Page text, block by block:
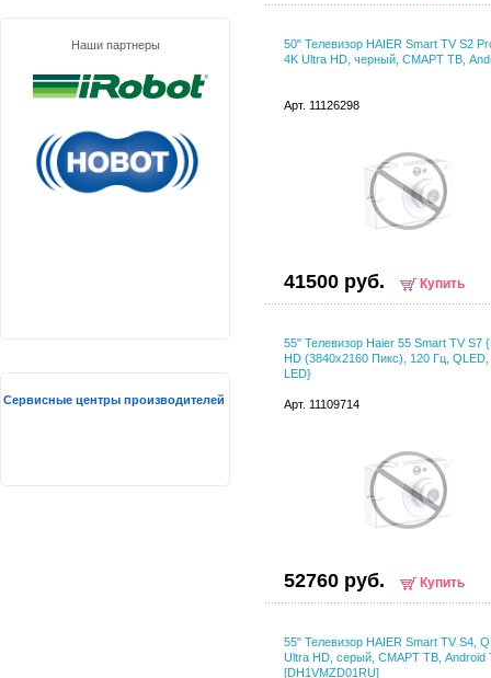
50" Телевизор HAIER Smart TV S2
4K Ultra HD, черный, СМАРТ ТВ,
Арт. 11126298
41500 руб. Купить
55" Телевизор Haier 55 Smart TV S7
HD (3840x2160 Пикс), 120 Гц,
LED}
Арт. 11109714
52760 руб. Купить
55" Телевизор HAIER Smart TV S4,
Ultra HD, серый, СМАРТ ТВ, Android
[DH1VMZD01RU]
Наши партнеры
Сервисные центры производителей